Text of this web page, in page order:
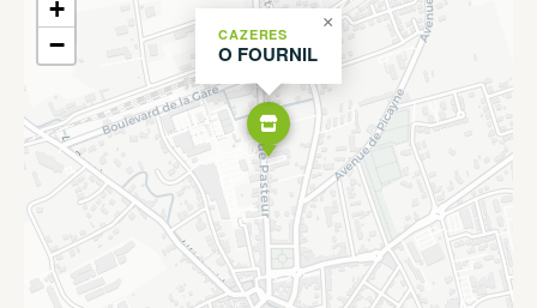
CAZERES
O FOURNIL
×
+
−